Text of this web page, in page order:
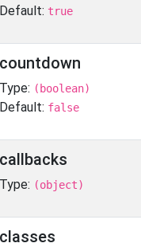
Default: true
countdown
Type: (boolean)
Default: false
callbacks
Type: (object)
classes